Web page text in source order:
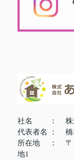
社名 ：
代表者名
：
所在地
：
地1